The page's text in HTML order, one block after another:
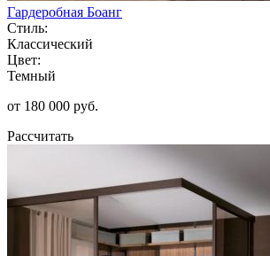
Гардеробная Боанг
Стиль:
Классический
Цвет:
Темный
от 180 000 руб.
Рассчитать